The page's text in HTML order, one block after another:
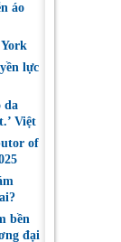
áo
lực
da
Việt
of
bền
đại